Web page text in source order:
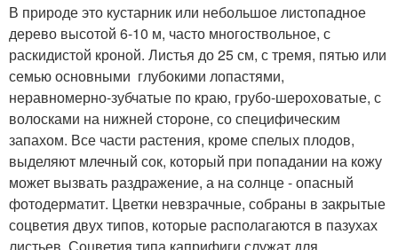
В природе это кустарник или небольшое листопадное
дерево высотой 6-10 м, часто многоствольное, с
раскидистой кроной. Листья до 25 см, с тремя, пятью или
семью основными глубокими лопастями,
неравномерно-зубчатые по краю, грубо-шероховатые, с
волосками на нижней стороне, со специфическим
запахом. Все части растения, кроме спелых плодов,
выделяют млечный сок, который при попадании на кожу
может вызвать раздражение, а на солнце - опасный
фотодерматит. Цветки невзрачные, собраны в закрытые
соцветия двух типов, которые располагаются в пазухах